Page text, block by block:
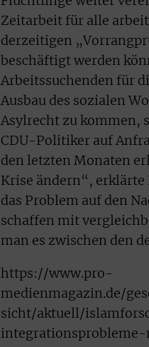
Zeitarbeit für alle
derzeitigen
beschäftigt werden
Arbeitssuchenden für
Ausbau des sozialen
Asylrecht zu kommen,
CDU-Politiker auf
den letzten Monaten
Krise ändern“, erklärte
das Problem auf den
schaffen mit
man es zwischen den
https://www.pro-
medienmagazin.de/
sicht/aktuell/